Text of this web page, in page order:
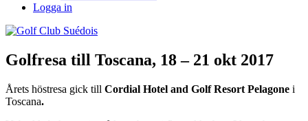
Logga in
Golfresa till Toscana, 18 – 21 okt 2017
Årets höstresa gick till Cordial Hotel and Golf Resort Pelagone i
Toscana.